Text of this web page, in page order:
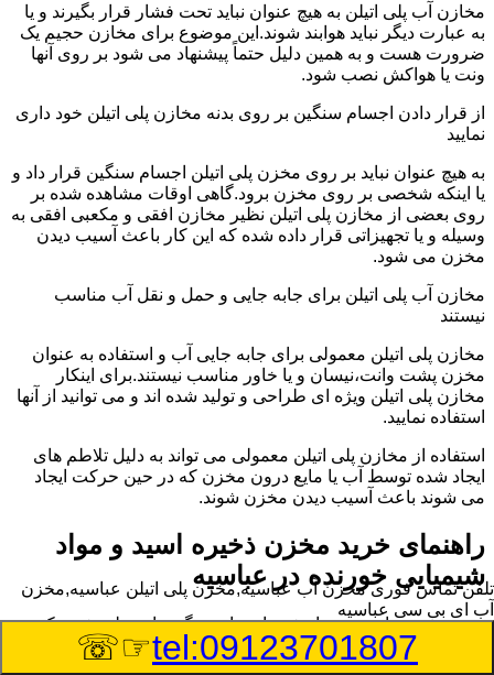
مخازن آب پلی اتیلن به هیچ عنوان نباید تحت فشار قرار بگیرند و یا
به عبارت دیگر نباید هوابند شوند.این موضوع برای مخازن حجیم یک
ضرورت هست و به همین دلیل حتماً پیشنهاد می شود بر روی آنها
ونت یا هواکش نصب شود.
از قرار دادن اجسام سنگین بر روی بدنه مخازن پلی اتیلن خود داری
نمایید
به هیچ عنوان نباید بر روی مخزن پلی اتیلن اجسام سنگین قرار داد و
یا اینکه شخصی بر روی مخزن برود.گاهی اوقات مشاهده شده بر
روی بعضی از مخازن پلی اتیلن نظیر مخازن افقی و مکعبی افقی به
وسیله و یا تجهیزاتی قرار داده شده که این کار باعث آسیب دیدن
مخزن می شود.
مخازن آب پلی اتیلن برای جابه جایی و حمل و نقل آب مناسب
نیستند
مخازن پلی اتیلن معمولی برای جابه جایی آب و استفاده به عنوان
مخزن پشت وانت،نیسان و یا خاور مناسب نیستند.برای اینکار
مخازن پلی اتیلن ویژه ای طراحی و تولید شده اند و می توانید از آنها
استفاده نمایید.
استفاده از مخازن پلی اتیلن معمولی می تواند به دلیل تلاطم های
ایجاد شده توسط آب یا مایع درون مخزن که در حین حرکت ایجاد
می شوند باعث آسیب دیدن مخزن شوند.
راهنمای خرید مخزن ذخیره اسید و مواد
شیمیایی خورنده در عباسیه
مخزن ذخیره اسید و مواد شیمیایی باید به گونه ای تولید شوند که
بتوانند در برابر چگالی نسبتا بالا و خورندگی انواع اسیدها مقاومت
کافی داشته باشند.به همین دلیل نمی توان در هر مخزنی اسید و مواد
تلفن تماس فوریمخزن آب عباسیه,مخزن پلی اتیلن عباسیه,مخزن
آب ای بی سی عباسیه
tel:09123701807
☞☏